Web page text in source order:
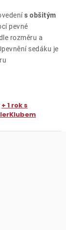
s obšitým
pevné
rozměru a
sedáku je
+ 1 rok s